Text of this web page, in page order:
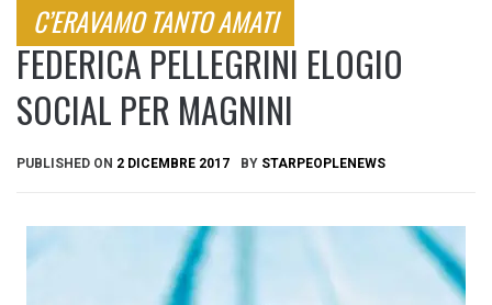
C’ERAVAMO TANTO AMATI
FEDERICA PELLEGRINI ELOGIO
SOCIAL PER MAGNINI
PUBLISHED ON 2 DICEMBRE 2017 BY STARPEOPLENEWS